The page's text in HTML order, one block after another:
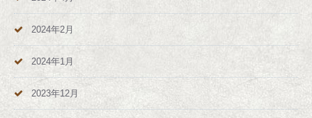
2024年2月
2024年1月
2023年12月